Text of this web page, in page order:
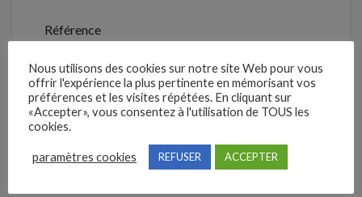
Référence
Clôture des candidatures : 29 août 2026
Je postule
Nous utilisons des cookies sur notre site Web pour vous
offrir l'expérience la plus pertinente en mémorisant vos
préférences et les visites répétées. En cliquant sur
«Accepter», vous consentez à l'utilisation de TOUS les
cookies.
paramètres cookies REFUSER ACCEPTER